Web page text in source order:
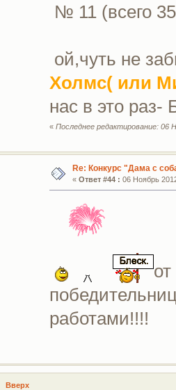
№ 11 (всего
ой,чуть не
Холмс( или
нас в это раз-
«Последнее редактирование: 06
Re: Конкурс "Дама с
« Ответ #44 : 06 Ноябрь
работами!!!!
Вверх